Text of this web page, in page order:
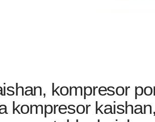
kompresor
kompresor